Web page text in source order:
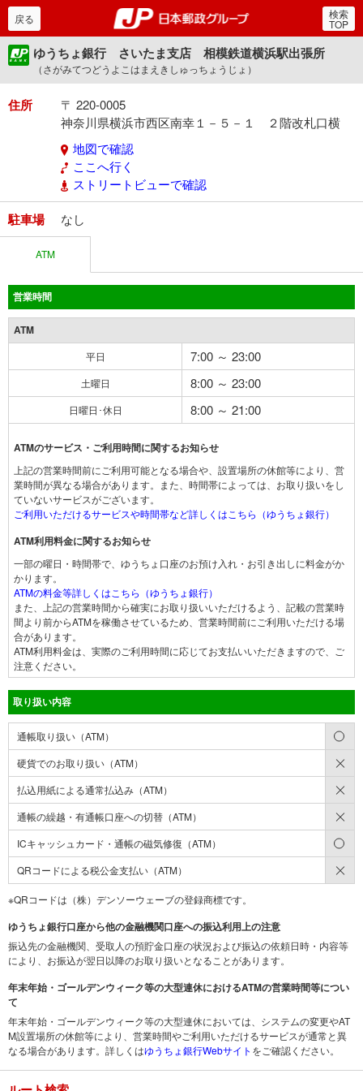
郵便局・日本郵政グルー
戻る 検索
TOP
ゆうちょ銀行 さいたま支店 相模鉄道横浜駅出張所
（さがみてつどうよこはまえきしゅっちょうじょ）
住所
〒 220-0005
神奈川県横浜市西区南幸１－５－１ ２階改札口横
地図で確認
ここへ行く
ストリートビューで確認
駐車場 なし
ATM
営業時間
ATM
平日 7:00 ～ 23:00
土曜日 8:00 ～ 23:00
日曜日･休日 8:00 ～ 21:00
ATMのサービス・ご利用時間に関するお知らせ
上記の営業時間前にご利用可能となる場合や、設置場所の休館等により、営
業時間が異なる場合があります。また、時間帯によっては、お取り扱いをし
ていないサービスがございます。
ご利用いただけるサービスや時間帯など詳しくはこちら（ゆうちょ銀行）
ATM利用料金に関するお知らせ
一部の曜日・時間帯で、ゆうちょ口座のお預け入れ・お引き出しに料金がか
かります。
ATMの料金等詳しくはこちら（ゆうちょ銀行）
また、上記の営業時間から確実にお取り扱いいただけるよう、記載の営業時
間より前からATMを稼働させているため、営業時間前にご利用いただける場
合があります。
ATM利用料金は、実際のご利用時間に応じてお支払いいただきますので、ご
注意ください。
取り扱い内容
通帳取り扱い（ATM）
硬貨でのお取り扱い（ATM）
払込用紙による通常払込み（ATM）
通帳の繰越・有通帳口座への切替（ATM）
ICキャッシュカード・通帳の磁気修復（ATM）
QRコードによる税公金支払い（ATM）
※QRコードは（株）デンソーウェーブの登録商標です。
ゆうちょ銀行口座から他の金融機関口座への振込利用上の注意
振込先の金融機関、受取人の預貯金口座の状況および振込の依頼日時・内容等
により、お振込が翌日以降のお取り扱いとなることがあります。
年末年始・ゴールデンウィーク等の大型連休におけるATMの営業時間等につい
て
年末年始・ゴールデンウィーク等の大型連休においては、システムの変更やAT
M設置場所の休館等により、営業時間やご利用いただけるサービスが通常と異
なる場合があります。詳しくはゆうちょ銀行Webサイト をご確認ください。